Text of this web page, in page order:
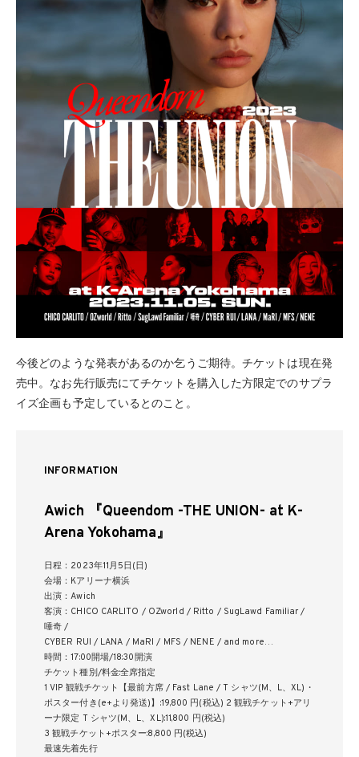
今後どのような発表があるのか乞うご期待。チケットは現在発
売中。なお先行販売にてチケットを購入した方限定でのサプラ
イズ企画も予定しているとのこと。
INFORMATION
Awich 『Queendom -THE UNION- at K-
Arena Yokohama』
日程：2023年11月5日(日)
会場：Kアリーナ横浜
出演：Awich
客演：CHICO CARLITO / OZworld / Ritto / SugLawd Familiar /
唾奇 /
CYBER RUI / LANA / MaRI / MFS / NENE / and more…
時間：17:00開場/18:30開演
チケット種別/料金:全席指定
1 VIP 観戦チケット【最前方席 / Fast Lane / T シャツ(M、L、XL)・
ポスター付き(e+より発送)】:19,800 円(税込) 2 観戦チケット+アリ
ーナ限定 T シャツ(M、L、XL):11,800 円(税込)
3 観戦チケット+ポスター:8,800 円(税込)
最速先着先行